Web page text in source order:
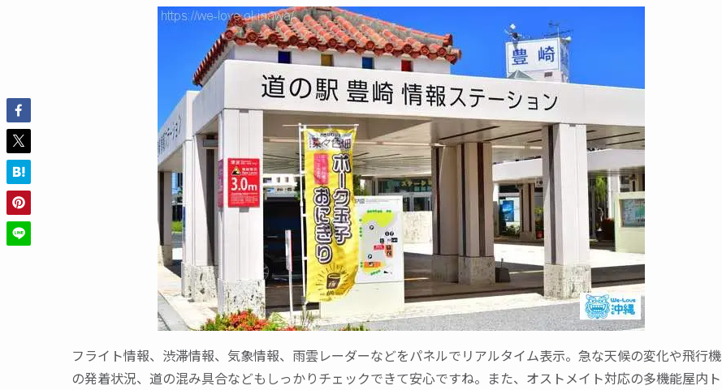
フライト情報、渋滞情報、気象情報、雨雲レーダーなどをパネルでリアルタイム表示。急な天候の変化や飛行機
の発着状況、道の混み具合などもしっかりチェックできて安心ですね。また、オストメイト対応の多機能屋内ト